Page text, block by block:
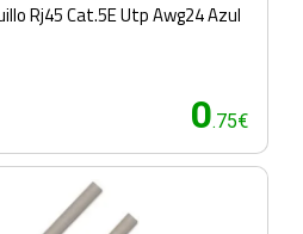
Rj45 Cat.5E Utp Awg24 Azul
0.75€